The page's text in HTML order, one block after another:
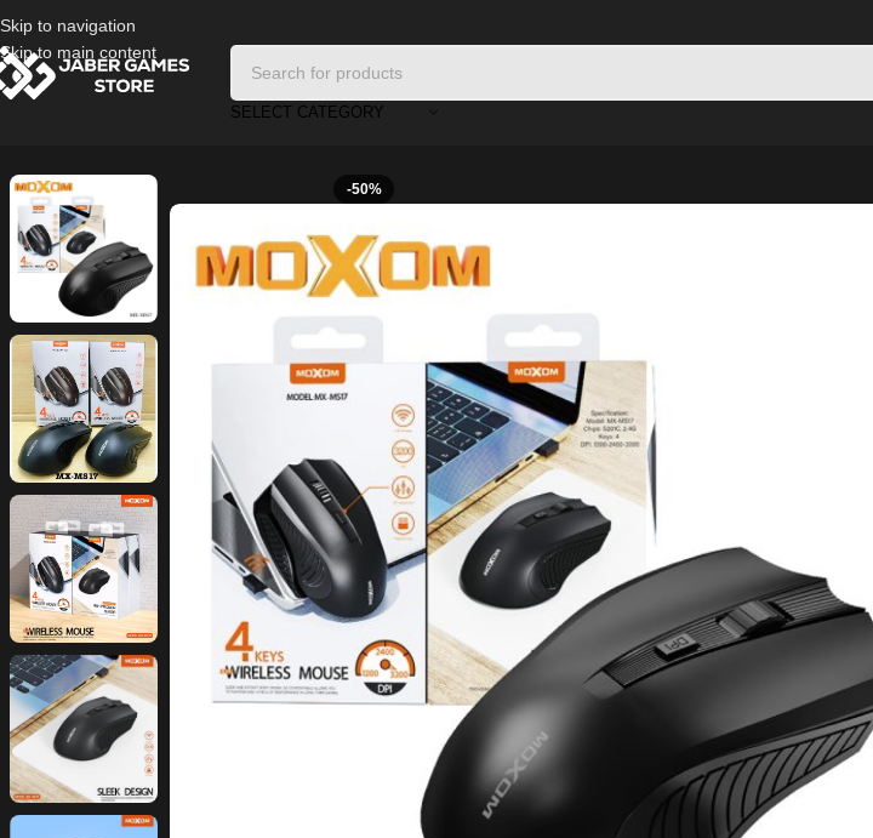
Skip to navigation
Skip to main content
SELECT CATEGORY
Moxom MX-MS17 Wireless Mouse – 4 Buttons – 2.4GHz – DPI 1200/2400/3200 – Black​
-50%